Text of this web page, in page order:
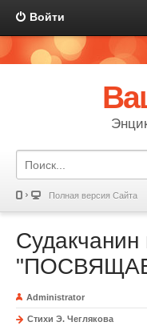
Войти
Полная версия Сайта
Судакчанин
Administrator
Стихи Э. Чеглякова